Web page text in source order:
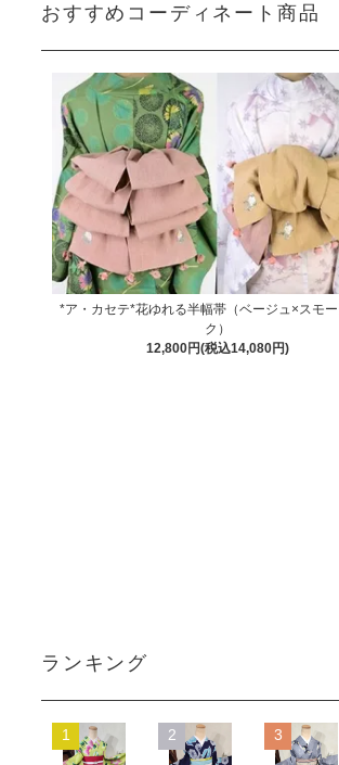
おすすめコーディネート商品
*ア・カセテ*花ゆれる半幅帯（ベージュ×スモ
ク）
12,800円(税込14,080円)
ランキング
1 2 3